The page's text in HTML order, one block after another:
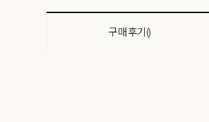
구매후기()